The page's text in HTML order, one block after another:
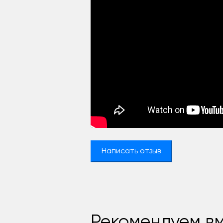
Написать отзыв